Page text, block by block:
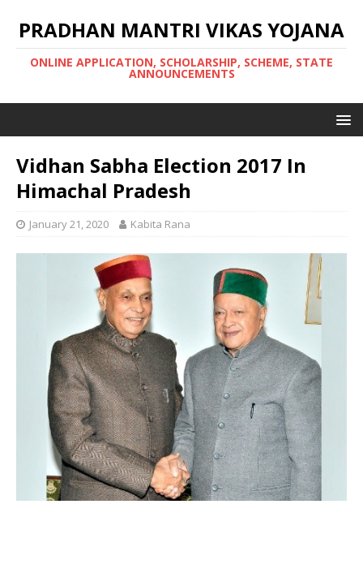
PRADHAN MANTRI VIKAS YOJANA
ONLINE APPLICATION, SCHOLARSHIP, SCHEME, STATE
ANNOUNCEMENTS
Vidhan Sabha Election 2017 In
Himachal Pradesh
January 21, 2020 Kabita Rana